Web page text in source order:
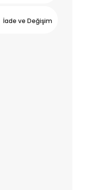
İade ve Değişim